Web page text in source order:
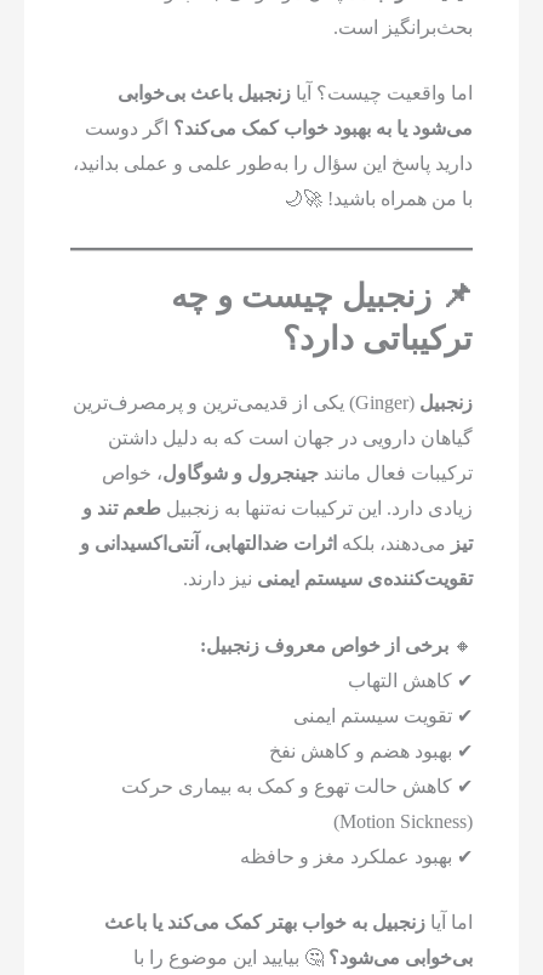
بحث‌برانگیز است.
اما واقعیت چیست؟ آیازنجبیل باعث بی‌خوابی
می‌شود یا به بهبود خواب کمک می‌کند؟ اگر دوست
دارید پاسخ این سؤال را به‌طور علمی و عملی بدانید،
با من همراه باشید! 🚀🌙
📌 زنجبیل چیست و چه
ترکیباتی دارد؟
زنجبیل
(Ginger) یکی از قدیمی‌ترین و پرمصرف‌ترین
گیاهان دارویی در جهان است که به دلیل داشتن
ترکیبات فعال مانندجینجرول و شوگاول، خواص
زیادی دارد. این ترکیبات نه‌تنها به زنجبیلطعم تند و
تیز می‌دهند، بلکه اثرات ضدالتهابی، آنتی‌اکسیدانی و
تقویت‌کننده‌ی سیستم ایمنی نیز دارند.
🔸برخی از خواص معروف زنجبیل:
✔ کاهش التهاب
✔ تقویت سیستم ایمنی
✔ بهبود هضم و کاهش نفخ
✔ کاهش حالت تهوع و کمک به بیماری حرکت
(Motion Sickness)
✔ بهبود عملکرد مغز و حافظه
اما آیازنجبیل به خواب بهتر کمک می‌کند یا باعث
بی‌خوابی می‌شود؟ 🤔 بیایید این موضوع را با